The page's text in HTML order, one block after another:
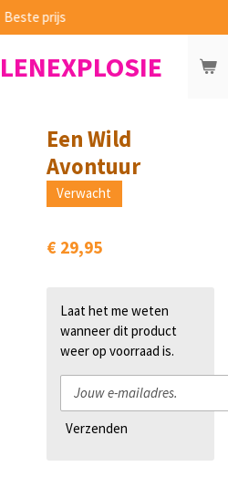
Beste prijs
Een Wild
Avontuur
Verwacht
€ 29,95
Laat het me weten
wanneer dit product
weer op voorraad is.
Verzenden